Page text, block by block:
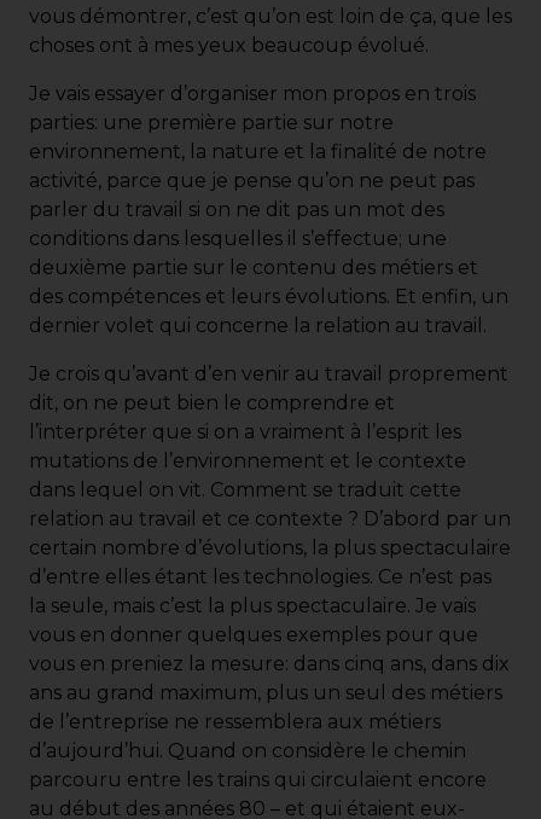
vous démontrer, c’est qu’on est loin de ça, que les
choses ont à mes yeux beaucoup évolué.
Je vais essayer d’organiser mon propos en trois
parties: une première partie sur notre
environnement, la nature et la finalité de notre
activité, parce que je pense qu’on ne peut pas
parler du travail si on ne dit pas un mot des
conditions dans lesquelles il s’effectue; une
deuxième partie sur le contenu des métiers et
des compétences et leurs évolutions. Et enfin, un
dernier volet qui concerne la relation au travail.
Je crois qu’avant d’en venir au travail proprement
dit, on ne peut bien le comprendre et
l’interpréter que si on a vraiment à l’esprit les
mutations de l’environnement et le contexte
dans lequel on vit. Comment se traduit cette
relation au travail et ce contexte ? D’abord par un
certain nombre d’évolutions, la plus spectaculaire
d’entre elles étant les technologies. Ce n’est pas
la seule, mais c’est la plus spectaculaire. Je vais
vous en donner quelques exemples pour que
vous en preniez la mesure: dans cinq ans, dans dix
ans au grand maximum, plus un seul des métiers
de l’entreprise ne ressemblera aux métiers
d’aujourd’hui. Quand on considère le chemin
parcouru entre les trains qui circulaient encore
au début des années 80 – et qui étaient eux-